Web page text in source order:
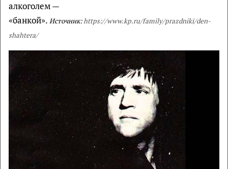
алкоголем —
«банкой». Источник:https://www.kp.ru/family/prazdniki/den-
shahtera/